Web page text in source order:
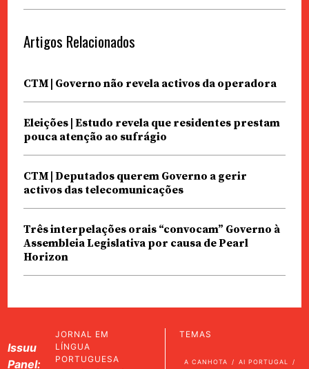
Artigos Relacionados
CTM | Governo não revela activos da operadora
Eleições | Estudo revela que residentes prestam
pouca atenção ao sufrágio
CTM | Deputados querem Governo a gerir
activos das telecomunicações
Três interpelações orais “convocam” Governo à
Assembleia Legislativa por causa de Pearl
Horizon
Issuu
Panel:
JORNAL EM
LÍNGUA
PORTUGUESA
TEMAS
A CANHOTA AI PORTUGAL